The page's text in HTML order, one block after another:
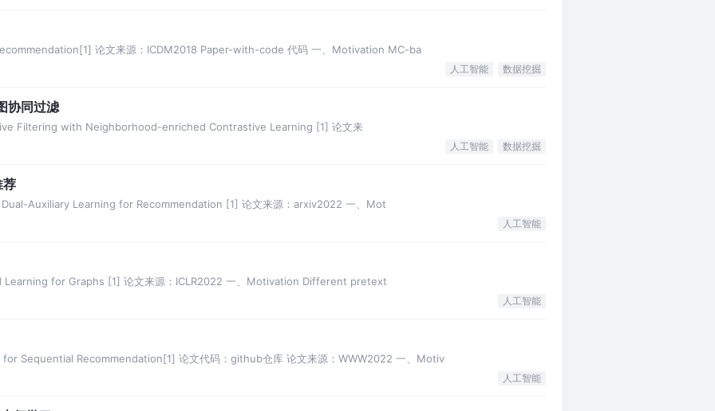
论文来源：ICDM2018 Paper-with-code 代码 一、Motivation MC-ba
人工智能 数据挖掘
协同过滤
Filtering with Neighborhood-enriched Contrastive Learning [1] 论文来
人工智能 数据挖掘
荐
Auxiliary Learning for Recommendation [1] 论文来源：arxiv2022 一、Mot
人工智能
for Graphs [1] 论文来源：ICLR2022 一、Motivation Different pretext
人工智能
Sequential Recommendation[1] 论文代码：github仓库 论文来源：WWW2022 一、Motiv
人工智能